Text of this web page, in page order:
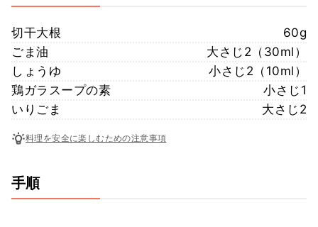
切干大根
60g
ごま油
大さじ2（30ml）
しょうゆ
小さじ2（10ml）
鶏ガラスープの素
小さじ1
いりごま
大さじ2
料理を安全に楽しむための注意事項
手順